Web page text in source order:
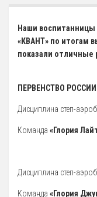
Доп. услуги
Аренда
Родителям
Информация о
Наши
«КВАНТ» по итогам
показали отличные
ПЕРВЕНСТВО РОССИИ
Дисциплина степ-
Команда «Глория
Дисциплина степ-
Команда «Глория